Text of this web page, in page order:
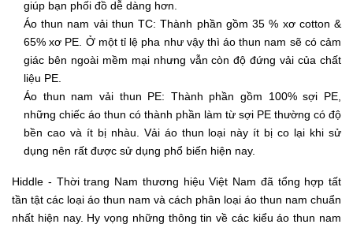
giúp bạn phối đồ dễ dàng hơn.
Áo thun nam vải thun TC: Thành phần gồm 35 % xơ cotton &
65% xơ PE. Ở một tỉ lệ pha như vậy thì áo thun nam sẽ có cảm
giác bên ngoài mềm mại nhưng vẫn còn độ đứng vải của chất
liệu PE.
Áo thun nam vải thun PE: Thành phần gồm 100% sợi PE,
những chiếc áo thun có thành phần làm từ sợi PE thường có độ
bền cao và ít bị nhàu. Vải áo thun loại này ít bị co lại khi sử
dụng nên rất được sử dụng phổ biến hiện nay.
Hiddle - Thời trang Nam thương hiệu Việt Nam đã tổng hợp tất
tần tật các loại áo thun nam và cách phân loại áo thun nam chuẩn
nhất hiện nay. Hy vọng những thông tin về các kiểu áo thun nam